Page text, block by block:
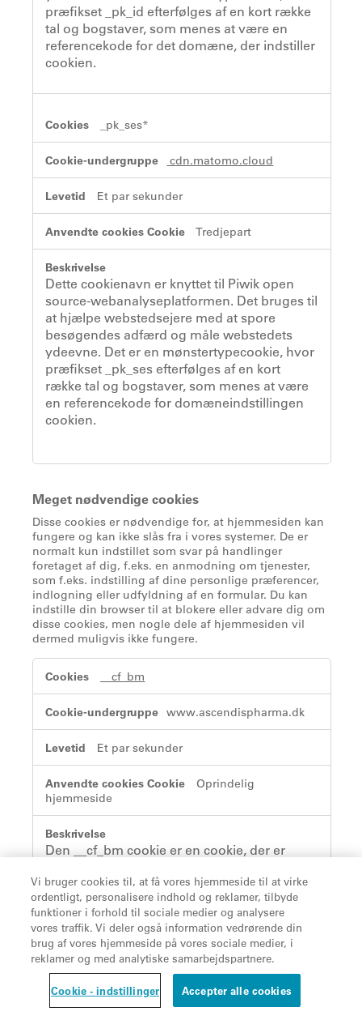
præfikset _pk_id efterfølges af en kort række
tal og bogstaver, som menes at være en
referencekode for det domæne, der indstiller
cookien.
_pk_ses*
cdn.matomo.cloud
Et par sekunder
Tredjepart
Dette cookienavn er knyttet til Piwik open
source-webanalyseplatformen. Det bruges til
at hjælpe webstedsejere med at spore
besøgendes adfærd og måle webstedets
ydeevne. Det er en mønstertypecookie, hvor
præfikset _pk_ses efterfølges af en kort
række tal og bogstaver, som menes at være
en referencekode for domæneindstillingen
cookien.
Meget nødvendige cookies
Disse cookies er nødvendige for, at hjemmesiden kan
fungere og kan ikke slås fra i vores systemer. De er
normalt kun indstillet som svar på handlinger
foretaget af dig, f.eks. en anmodning om tjenester,
som f.eks. indstilling af dine personlige præferencer,
indlogning eller udfyldning af en formular. Du kan
indstille din browser til at blokere eller advare dig om
disse cookies, men nogle dele af hjemmesiden vil
dermed muligvis ikke fungere.
Meget
nødvendige
cookies
__cf_bm
www.ascendispharma.dk
Et par sekunder
Oprindelig
hjemmeside
Den __cf_bm cookie er en cookie, der er
Management, der i øjeblikket er i privat beta.
Som en del af vores bot management
service hjælper denne cookie med at
administrere indgående trafik, der matcher
kriterier, der er knyttet til bots.
Vi bruger cookies til, at få vores hjemmeside til at virke
ordentligt, personalisere indhold og reklamer, tilbyde
funktioner i forhold til sociale medier og analysere
vores traffik. Vi deler også information vedrørende din
brug af vores hjemmeside på vores sociale medier, i
reklamer og med analytiske samarbejdspartnere.
Cookie - indstillinger Accepter alle cookies